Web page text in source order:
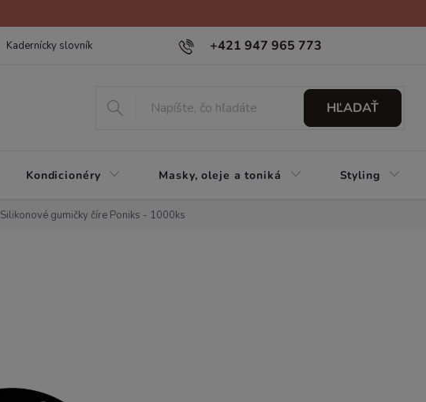
+421 947 965 773
Kadernícky slovník
HĽADAŤ
Kondicionéry Masky, oleje a toniká Styling
Silikonové gumičky číre Poniks - 1000ks